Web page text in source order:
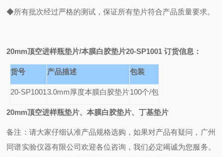
◆所有批次经过严格的测试，保证所有垫片符合产品质量要求。
20mm顶空进样瓶垫片/本膜白胶垫片20-SP1001 订货信息：
货号 产品描述 包装
20-SP10013.0mm厚度本膜白胶垫片100个/包
20mm顶空进样瓶垫片、本膜白胶垫片、丁基垫片
备注：请大家仔细认准产品规格选购，如果对产品有疑问，广州
同谱实验仪器有限公司欢迎各位咨询，我们必定竭诚为您服务。